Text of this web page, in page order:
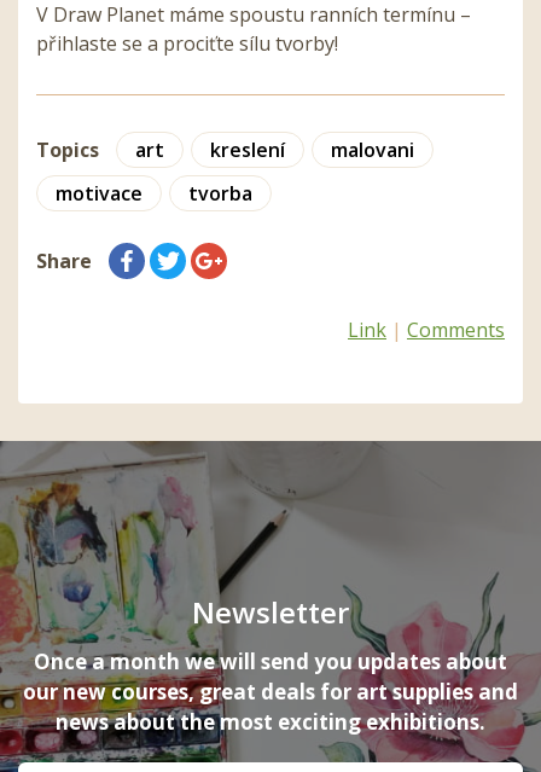
V Draw Planet máme spoustu ranních termínu –
přihlaste se a prociťte sílu tvorby!
Topics art kreslení
malovani
motivace
tvorba
Share
Link | Comments
Newsletter
Once a month we will send you updates about
our new courses, great deals for art supplies and
news about the most exciting exhibitions.